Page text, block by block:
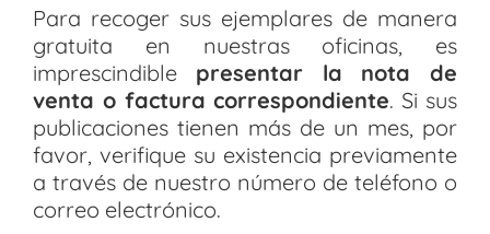
Para recoger sus ejemplares de manera
gratuita en nuestras oficinas, es
imprescindible presentar la nota de
venta o factura correspondiente. Si sus
publicaciones tienen más de un mes, por
favor, verifique su existencia previamente
a través de nuestro número de teléfono o
correo electrónico.